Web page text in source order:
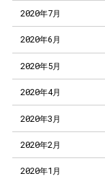
2020年7月
2020年6月
2020年5月
2020年4月
2020年3月
2020年2月
2020年1月